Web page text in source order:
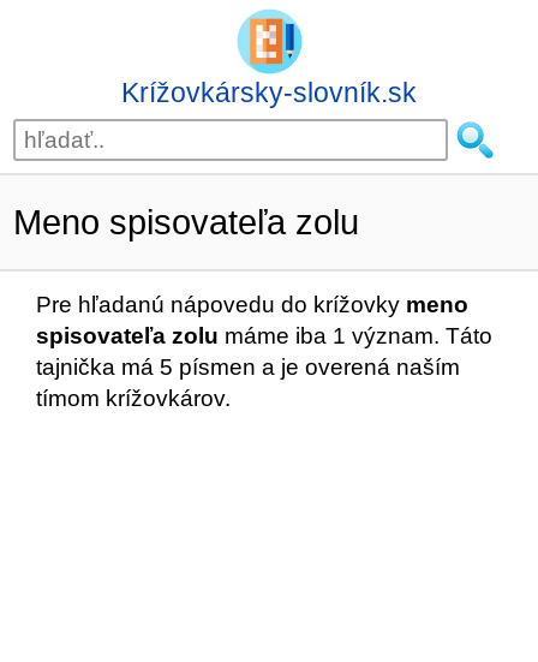
Krížovkársky-slovník.sk
Meno spisovateľa zolu
Pre hľadanú nápovedu do krížovky meno
spisovateľa zolu máme iba 1 význam. Táto
tajnička má 5 písmen a je overená naším
tímom krížovkárov.